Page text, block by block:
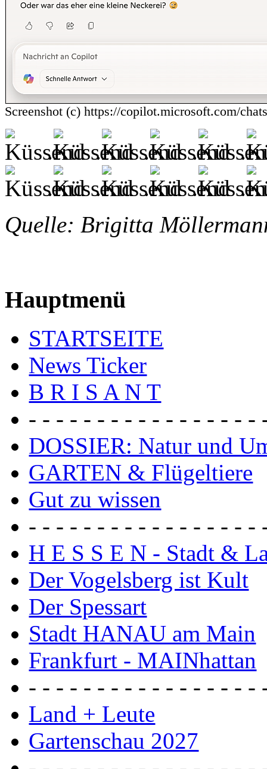
Screenshot (c) https://copilot.microsoft.com/
. . . .
.
.
. . .
.
Quelle: Brigitta
Hauptmenü
STARTSEITE
News Ticker
B R I S A N T
- - - - - - - - - - - - - - - - -
DOSSIER: Natur und
GARTEN & Flügeltiere
Gut zu wissen
- - - - - - - - - - - - - - - - -
H E S S E N - Stadt &
Der Vogelsberg ist Kult
Der Spessart
Stadt HANAU am Main
Frankfurt - MAINhattan
- - - - - - - - - - - - - - - - -
Land + Leute
Gartenschau 2027